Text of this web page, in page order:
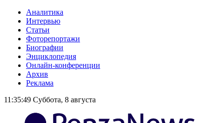
Аналитика
Интервью
Статьи
Фоторепортажи
Биографии
Энциклопедия
Онлайн-конференции
Архив
Реклама
11:35:49 Суббота, 8 августа